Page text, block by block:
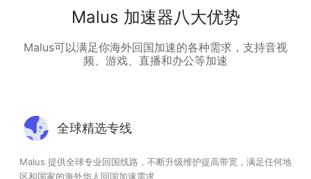
Malus 加速器八大优势
Malus可以满足你海外回国加速的各种需求，支持音视
频、游戏、直播和办公等加速
全球精选专线
Malus 提供全球专业回国线路，不断升级维护提高带宽，满足任何地
区和国家的海外华人回国加速需求